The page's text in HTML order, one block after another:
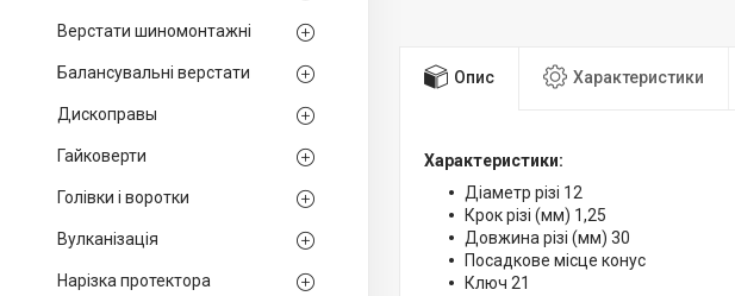
Верстати шиномонтажні
Балансувальні верстати
Дископравы
Гайковерти
Голівки і воротки
Вулканізація
Нарізка протектора
Опис Характеристики
Характеристики:
Діаметр різі 12
Крок різі (мм) 1,25
Довжина різі (мм) 30
Посадкове місце конус
Ключ 21